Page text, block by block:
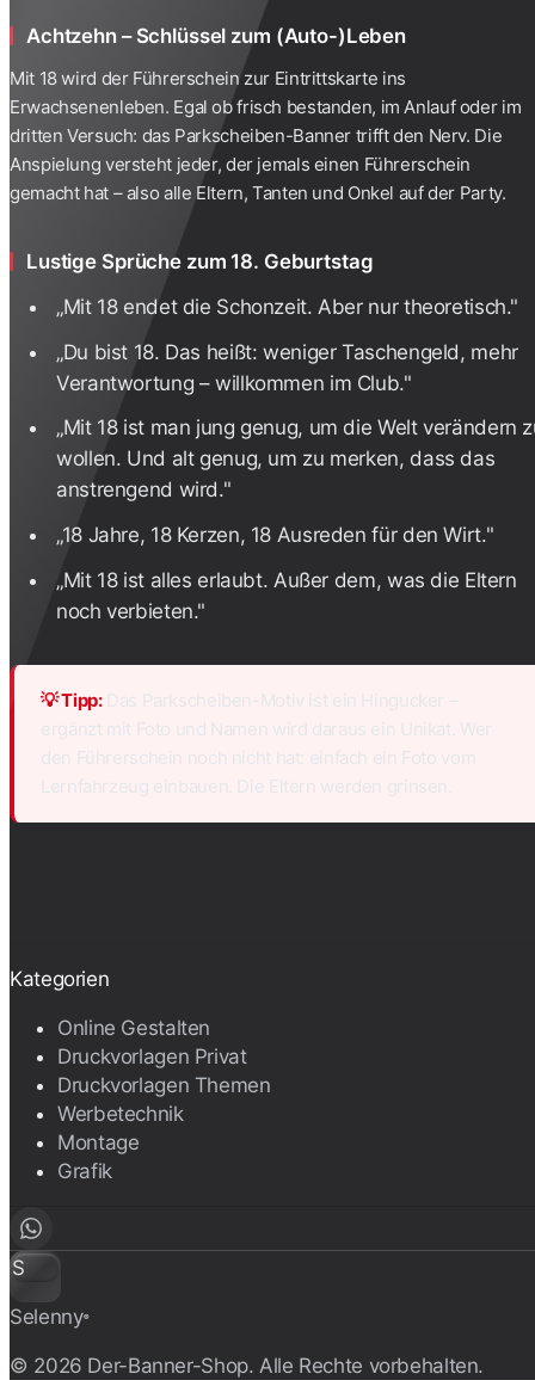
Achtzehn – Schlüssel zum (Auto-)Leben
Mit 18 wird der Führerschein zur Eintrittskarte ins
Erwachsenenleben. Egal ob frisch bestanden, im Anlauf oder im
dritten Versuch: das Parkscheiben-Banner trifft den Nerv. Die
Anspielung versteht jeder, der jemals einen Führerschein
gemacht hat – also alle Eltern, Tanten und Onkel auf der Party.
Lustige Sprüche zum 18. Geburtstag
„Mit 18 endet die Schonzeit. Aber nur theoretisch."
„Du bist 18. Das heißt: weniger Taschengeld, mehr
Verantwortung – willkommen im Club."
„Mit 18 ist man jung genug, um die Welt verändern
wollen. Und alt genug, um zu merken, dass das
anstrengend wird."
„18 Jahre, 18 Kerzen, 18 Ausreden für den Wirt."
„Mit 18 ist alles erlaubt. Außer dem, was die Eltern
noch verbieten."
💡 Tipp:Das Parkscheiben-Motiv ist ein Hingucker –
ergänzt mit Foto und Namen wird daraus ein Unikat. Wer
den Führerschein noch nicht hat: einfach ein Foto vom
Lernfahrzeug einbauen. Die Eltern werden grinsen.
Kategorien
Online Gestalten
Druckvorlagen Privat
Druckvorlagen Themen
Werbetechnik
Montage
Grafik
S
Selenny®
© 2026 Der-Banner-Shop. Alle Rechte vorbehalten.